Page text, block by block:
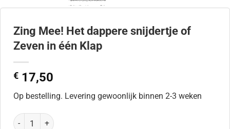
Zing Mee! Het dappere snijdertje of
Zeven in één Klap
€ 17,50
Op bestelling. Levering gewoonlijk binnen 2-3 weken
Zing Mee! Het dappere snijdertje of Zeven in één Klap aantal